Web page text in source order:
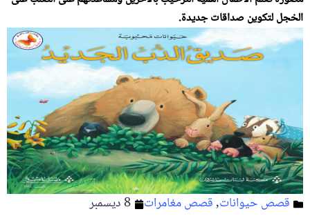
الخجل لتكوين صداقات جديدة.
قصص حيوانات,قصص مغامرات 8 ديسمبر